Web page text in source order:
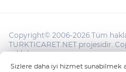
Copyright© 2006-2026 Tüm
TURKTICARET.NET projesidir.
saklıdır.
Sizlere daha iyi hizmet sunabilmek